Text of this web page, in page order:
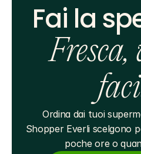
Fai la
Fresca,
Ordina dai tuoi
Shopper Everli scelgono
poche ore o